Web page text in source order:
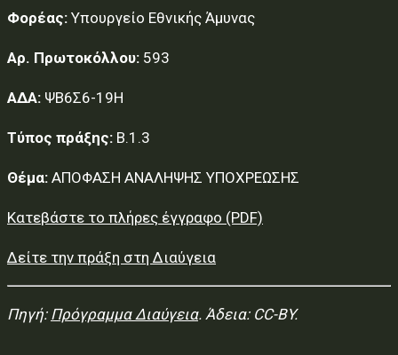
Φορέας: Υπουργείο Εθνικής Άμυνας
Αρ. Πρωτοκόλλου: 593
ΑΔΑ: ΨΒ6Σ6-19Η
Τύπος πράξης: Β.1.3
Θέμα: ΑΠΟΦΑΣΗ ΑΝΑΛΗΨΗΣ ΥΠΟΧΡΕΩΣΗΣ
Κατεβάστε το πλήρες έγγραφο (PDF)
Δείτε την πράξη στη Διαύγεια
Πηγή: Πρόγραμμα Διαύγεια. Άδεια: CC-BY.